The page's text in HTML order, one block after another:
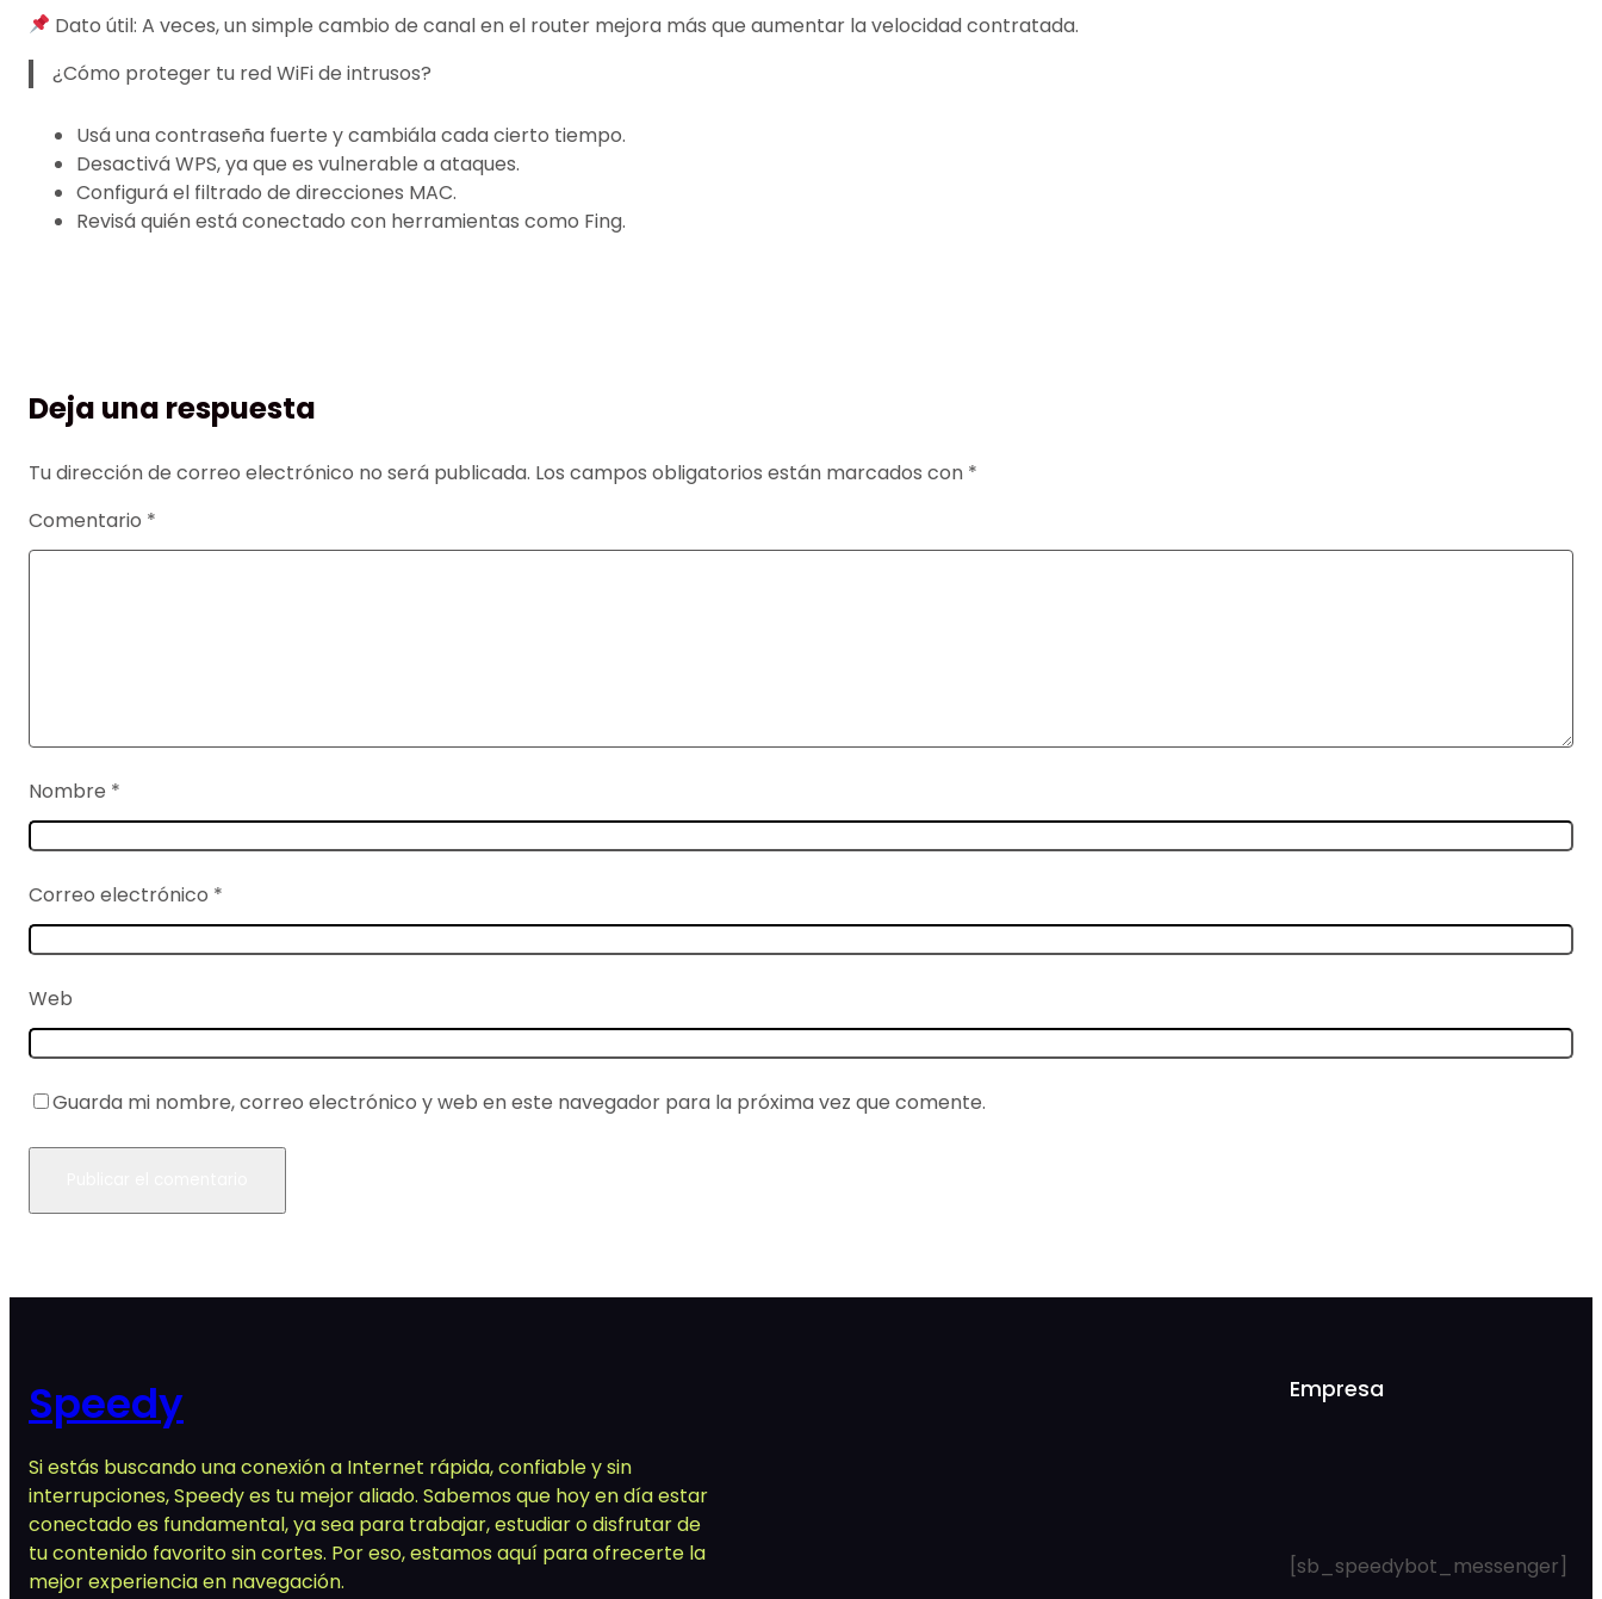
Dato útil: A veces, un simple cambio de canal en el router mejora más que aumentar la velocidad contratada.
¿Cómo proteger tu red WiFi de intrusos?
Usá una contraseña fuerte y cambiála cada cierto tiempo.
Desactivá WPS, ya que es vulnerable a ataques.
Configurá el filtrado de direcciones MAC.
Revisá quién está conectado con herramientas como Fing.
Deja una respuesta
Tu dirección de correo electrónico no será publicada. Los campos obligatorios están marcados con *
Comentario *
Nombre *
Correo electrónico *
Web
Guarda mi nombre, correo electrónico y web en este navegador para la próxima vez que comente.
Speedy
Si estás buscando una conexión a Internet rápida, confiable y sin
interrupciones, Speedy es tu mejor aliado. Sabemos que hoy en día estar
conectado es fundamental, ya sea para trabajar, estudiar o disfrutar de
tu contenido favorito sin cortes. Por eso, estamos aquí para ofrecerte la
mejor experiencia en navegación.
Empresa
[sb_speedybot_messenger]